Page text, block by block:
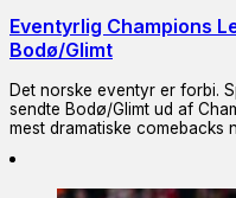
Eventyrlig Champions
Bodø/Glimt
Det norske eventyr er forbi.
sendte Bodø/Glimt ud af
mest dramatiske comebacks